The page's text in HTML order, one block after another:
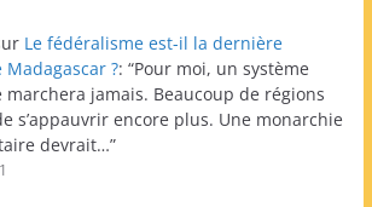
Le fédéralisme est-il la dernière
Madagascar ?: “Pour moi, un système
jamais. Beaucoup de régions
s’appauvrir encore plus. Une monarchie
devrait…”